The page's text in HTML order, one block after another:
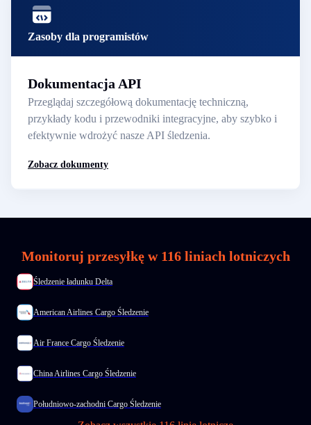
Zasoby dla programistów
Dokumentacja API
Przeglądaj szczegółową dokumentację techniczną,
przykłady kodu i przewodniki integracyjne, aby szybko i
efektywnie wdrożyć nasze API śledzenia.
Zobacz dokumenty
Monitoruj przesyłkę w 116 liniach lotniczych
Śledzenie ładunku Delta
American Airlines Cargo Śledzenie
Air France Cargo Śledzenie
China Airlines Cargo Śledzenie
Południowo-zachodni Cargo Śledzenie